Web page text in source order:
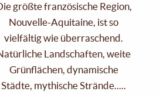
größte französische Region,
Nouvelle-Aquitaine, ist so
vielfältig wie überraschend.
Landschaften, weite
Grünflächen, dynamische
Städte, mythische Strände.....